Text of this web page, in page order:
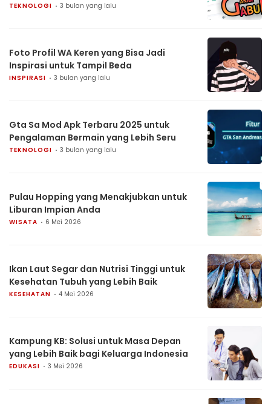
TEKNOLOGI 3 bulan yang lalu
Foto Profil WA Keren yang Bisa Jadi
Inspirasi untuk Tampil Beda
INSPIRASI 3 bulan yang lalu
Gta Sa Mod Apk Terbaru 2025 untuk
Pengalaman Bermain yang Lebih Seru
TEKNOLOGI 3 bulan yang lalu
Pulau Hopping yang Menakjubkan untuk
Liburan Impian Anda
WISATA 6 Mei 2026
Ikan Laut Segar dan Nutrisi Tinggi untuk
Kesehatan Tubuh yang Lebih Baik
KESEHATAN 4 Mei 2026
Kampung KB: Solusi untuk Masa Depan
yang Lebih Baik bagi Keluarga Indonesia
EDUKASI 3 Mei 2026